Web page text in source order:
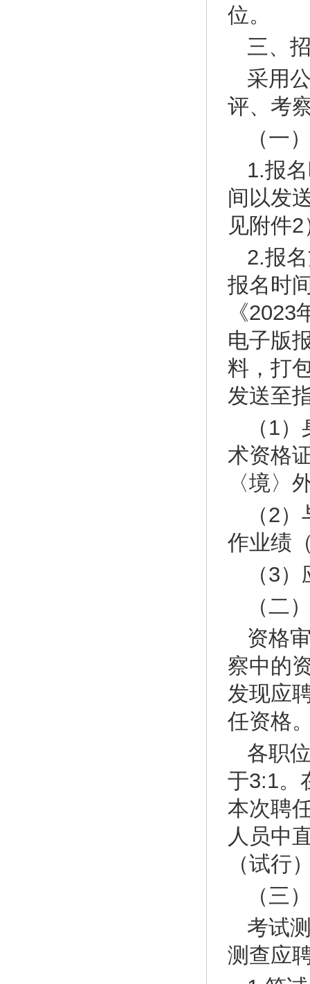
位。
三、
采用
评、考
（一
1.报
间以发
见附件
2.报
报名时
《
电子版
料，打
发送至
（1
术资格
〈境〉
（2
作业绩
（3
（二
资格
察中的
发现应
任资格
各职
于3:1。
本次聘
人员中
（试行
（三
考试
测查应